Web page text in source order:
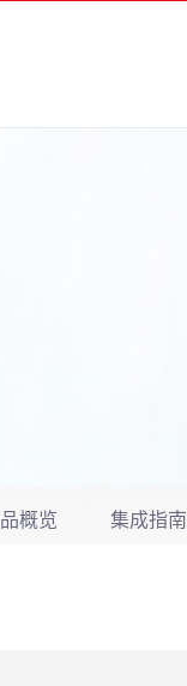
概览 集成指南